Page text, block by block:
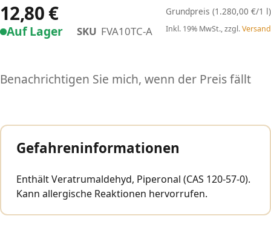
Auf Lager SKU FVA10TC-A
12,80 € (1.280,00 €/1 l)
Inkl. 19% MwSt., zzgl.Versand
Benachrichtigen Sie mich, wenn der Preis fällt
Gefahreninformationen
Enthält Veratrumaldehyd, Piperonal (CAS 120-57-0).
Kann allergische Reaktionen hervorrufen.